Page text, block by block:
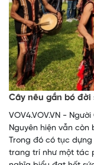
Cây nêu gắn bó đời
VOV4.VOV.VN -
Nguyên hiện vẫn
Trong đó có tục dựng
trang trí như một tác